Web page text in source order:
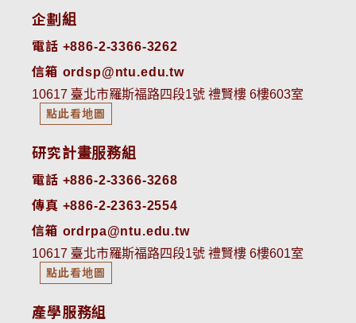
企劃組
電話 +886-2-3366-3262
信箱 ordsp@ntu.edu.tw
10617 臺北市羅斯福路四段1號 禮賢樓 6樓603室
點此看地圖
研究計畫服務組
電話 +886-2-3366-3268
傳真 +886-2-2363-2554
信箱 ordrpa@ntu.edu.tw
10617 臺北市羅斯福路四段1號 禮賢樓 6樓601室
點此看地圖
產學服務組